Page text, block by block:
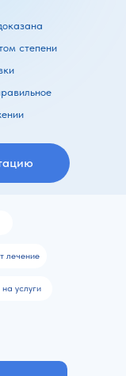
степени
лечение
услуги